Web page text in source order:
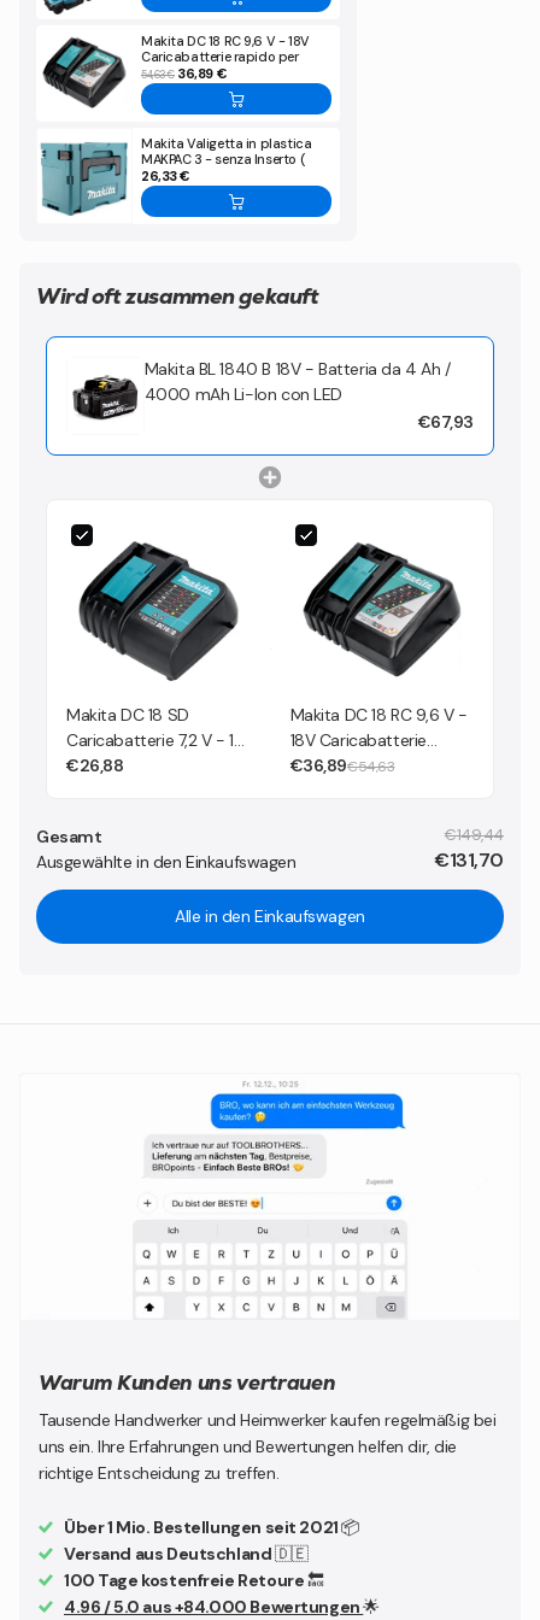
Makita DC 18 RC 9,6 V - 18V
Caricabatterie rapido per
batterie al Litio
54,63 € 36,89 €
Makita Valigetta in plastica
MAKPAC 3 - senza Inserto (
821551-8 )
26,33 €
Wird oft zusammen gekauft
Makita BL 1840 B 18V - Batteria da 4 Ah /
4000 mAh Li-Ion con LED
€67,93
Makita DC 18 SD
Caricabatterie 7,2 V - 18
V per batterie Li-Ion (
€26,88
Makita DC 18 RC 9,6 V -
18V Caricabatterie
rapido per batterie al
€36,89€54,63
Gesamt
Ausgewählte in den Einkaufswagen
€149,44
€131,70
Alle in den Einkaufswagen
Warum Kunden uns vertrauen
Tausende Handwerker und Heimwerker kaufen regelmäßig bei
uns ein. Ihre Erfahrungen und Bewertungen helfen dir, die
richtige Entscheidung zu treffen.
Über 1 Mio. Bestellungen seit 2021📦
Versand aus Deutschland🇩🇪
100 Tage kostenfreie Retoure🔙
4.96 / 5.0 aus +84.000 Bewertungen🌟